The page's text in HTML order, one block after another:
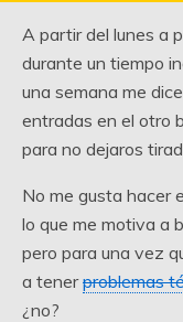
A partir del lunes a
durante un tiempo
una semana me
entradas en el otro
para no dejaros
No me gusta hacer
lo que me motiva a
pero para una vez
a tenerproblemas
¿no?